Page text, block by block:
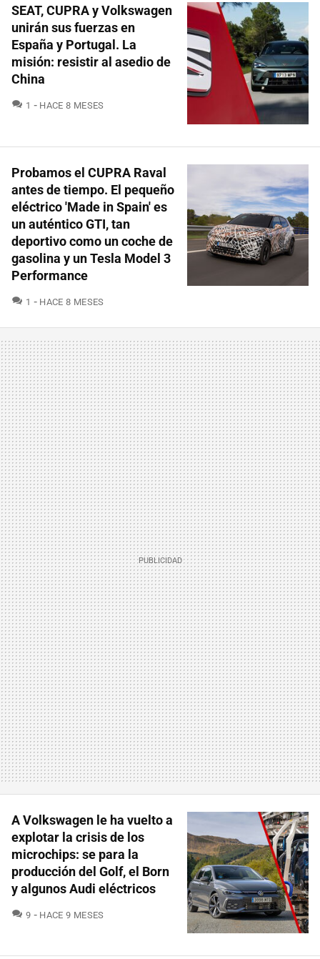
SEAT, CUPRA y Volkswagen
unirán sus fuerzas en
España y Portugal. La
misión: resistir al asedio de
China
1 COMENTARIOS
HACE 8 MESES
Probamos el CUPRA Raval
antes de tiempo. El pequeño
eléctrico 'Made in Spain' es
un auténtico GTI, tan
deportivo como un coche de
gasolina y un Tesla Model 3
Performance
1 COMENTARIOS
HACE 8 MESES
A Volkswagen le ha vuelto a
explotar la crisis de los
microchips: se para la
producción del Golf, el Born
y algunos Audi eléctricos
9 COMENTARIOS
HACE 9 MESES